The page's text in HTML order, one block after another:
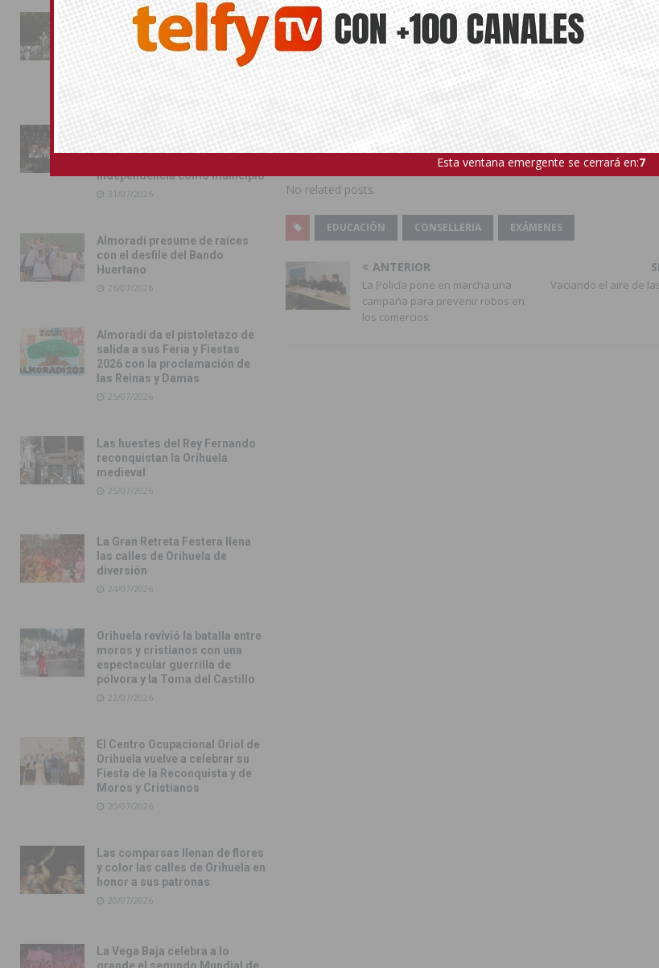
La Comunitat es ya una de las autonomías españolas con la tasa de
en el 22,45 %, y está muy cerca del 15%, objetivo de la Unión
puntos de recorte hay que sumar los 2,3 puntos que ya se bajó en los
Compártelo:
También puede interesar
No related posts.
EDUCACIÓN CONSELLERIA EXÁMENES
ANTERIOR
La Policía pone en marcha una
campaña para prevenir robos en
los comercios
Vaciando el aire de
La fiesta se adueña de
Almoradí con la presentación
de los cargos festeros y la
toma del castillo
31/07/2026
Pilar de la Horadada
conmemora con emoción el
independencia como municipio
31/07/2026
Almoradí presume de raíces
con el desfile del Bando
Huertano
26/07/2026
Almoradí da el pistoletazo de
salida a sus Feria y Fiestas
2026 con la proclamación de
las Reinas y Damas
25/07/2026
Las huestes del Rey Fernando
reconquistan la Orihuela
medieval
25/07/2026
La Gran Retreta Festera llena
las calles de Orihuela de
diversión
24/07/2026
Orihuela revivió la batalla entre
moros y cristianos con una
espectacular guerrilla de
pólvora y la Toma del Castillo
22/07/2026
El Centro Ocupacional Oriol de
Orihuela vuelve a celebrar su
Fiesta de la Reconquista y de
Moros y Cristianos
20/07/2026
Las comparsas llenan de flores
y color las calles de Orihuela en
honor a sus patronas
20/07/2026
La Vega Baja celebra a lo
Esta ventana emergente se cerrará en:5